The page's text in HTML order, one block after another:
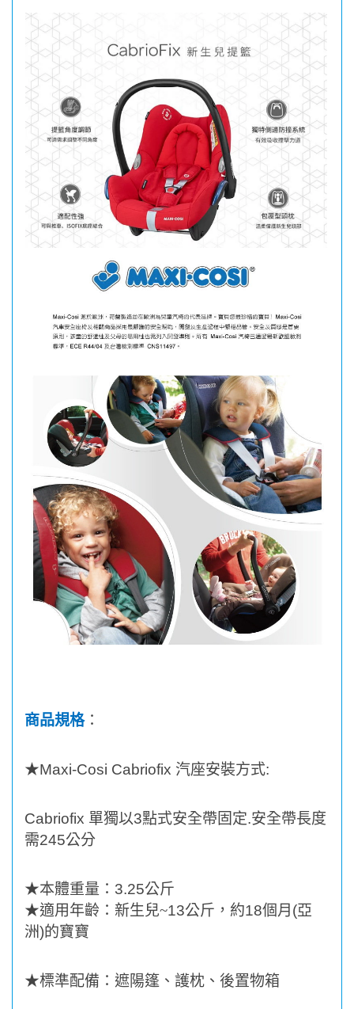
商品規格：
★Maxi-Cosi Cabriofix 汽座安裝方式:
Cabriofix 單獨以3點式安全帶固定.安全帶長度
需245公分
★本體重量： 3.25公斤
★適用年齡：新生兒~13公斤， 約18個月 (亞
洲)的寶寶
★標準配備：遮陽篷、護枕、後置物箱